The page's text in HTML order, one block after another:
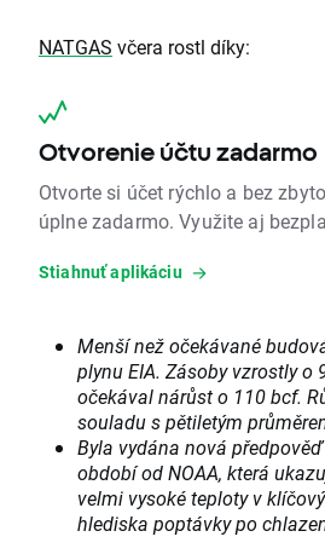
NATGAS včera rostl díky:
Otvorenie účtu zadarmo
Otvorte si účet rýchlo a bez
úplne zadarmo. Využite aj
Stiahnuť aplikáciu
Menší než očekávané
plynu EIA. Zásoby vzrostly o
očekával nárůst o 110 bcf.
souladu s pětiletým
Byla vydána nová
období od NOAA, která
velmi vysoké teploty v
hlediska poptávky po